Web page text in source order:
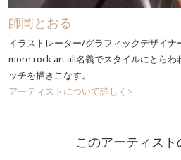
師岡とおる
イラストレーター/グラフィックデザイナ
more rock art all名義でスタイルにとらわ
ッチを描きこなす。
アーティストについて詳しく>
このアーティス